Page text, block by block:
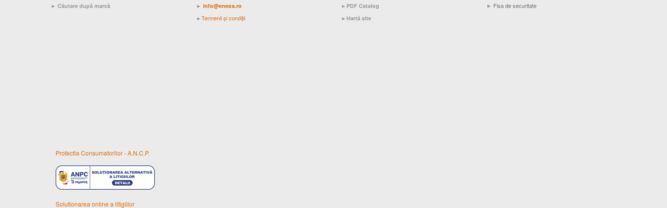
► Căutare după marcă ► info@eneos.ro
► Termenii şi condiţii
► PDF Catalog
► Hartă site
► Fisa de securitate
Protectia Consumatorilor - A.N.C.P.
Solutionarea online a litigiilor